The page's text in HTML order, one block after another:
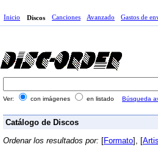
Inicio Discos Canciones Avanzado Gastos de
Ver: con imágenes en listado Búsqueda
Catálogo de Discos
Ordenar los resultados por: [Formato], [